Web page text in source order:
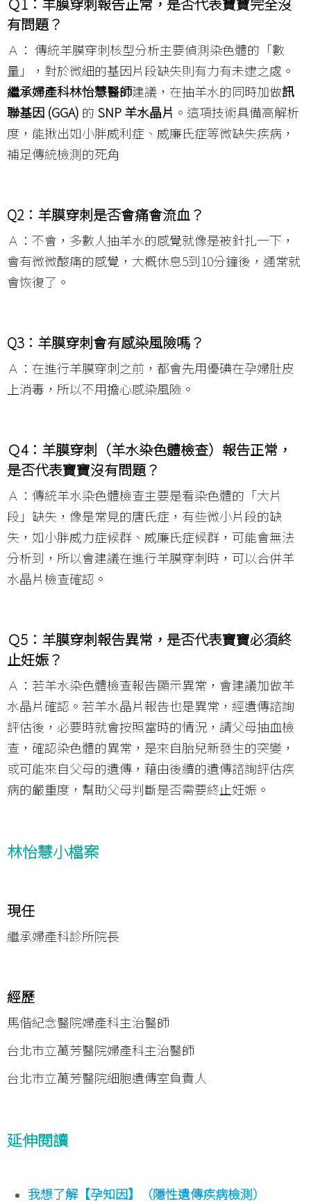
有問題？
Ａ： 傳統羊膜穿刺核型分析主要偵測染色體的「數
量」，對於微細的基因片段缺失則有力有未逮之處。
繼承婦產科林怡慧醫師建議，在抽羊水的同時加做訊
聯基因 (GGA) 的 SNP 羊水晶片 。這項技術具備高解析
度，能揪出如小胖威利症、威廉氏症等微缺失疾病，
補足傳統檢測的死角
Q2：羊膜穿刺是否會痛會流血？
Ａ：不會，多數人抽羊水的感覺就像是被針扎一下，
會有微微酸痛的感覺，大概休息5到10分鐘後，通常就
會恢復了。
Q3：羊膜穿刺會有感染風險嗎？
Ａ：在進行羊膜穿刺之前，都會先用優碘在孕婦肚皮
上消毒，所以不用擔心感染風險。
Ｑ4：羊膜穿刺（羊水染色體檢查）報告正常，
是否代表寶寶沒有問題？
Ａ：傳統羊水染色體檢查主要是看染色體的「大片
段」缺失，像是常見的唐氏症，有些微小片段的缺
失，如小胖威力症候群、威廉氏症候群，可能會無法
分析到，所以會建議在進行羊膜穿刺時，可以合併羊
水晶片檢查確認。
Ｑ5：羊膜穿刺報告異常，是否代表寶寶必須終
止妊娠？
Ａ：若羊水染色體檢查報告顯示異常，會建議加做羊
水晶片確認。若羊水晶片報告也是異常，經遺傳諮詢
評估後，必要時就會按照當時的情況，請父母抽血檢
查，確認染色體的異常，是來自胎兒新發生的突變，
或可能來自父母的遺傳，藉由後續的遺傳諮詢評估疾
病的嚴重度，幫助父母判斷是否需要終止妊娠。
林怡慧小檔案
現任
繼承婦產科診所院長
經歷
馬偕紀念醫院婦產科主治醫師
台北市立萬芳醫院婦產科主治醫師
台北市立萬芳醫院細胞遺傳室負責人
延伸閱讀
我想了解【孕知因】（隱性遺傳疾病檢測）